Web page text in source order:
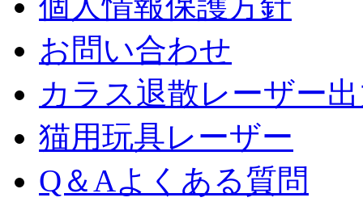
お問い合わせ
カラス退散レーザー
猫用玩具レーザー
Q＆Aよくある質問